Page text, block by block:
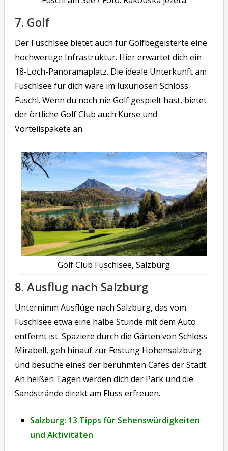
7. Golf
Der Fuschlsee bietet auch für Golfbegeisterte eine
hochwertige Infrastruktur. Hier erwartet dich ein
18-Loch-Panoramaplatz. Die ideale Unterkunft am
Fuschlsee für dich wäre im luxuriösen Schloss
Fuschl. Wenn du noch nie Golf gespielt hast, bietet
der örtliche Golf Club auch Kurse und
Vorteilspakete an.
Golf Club Fuschlsee, Salzburg
8. Ausflug nach Salzburg
Unternimm Ausflüge nach Salzburg, das vom
Fuschlsee etwa eine halbe Stunde mit dem Auto
entfernt ist. Spaziere durch die Gärten von Schloss
Mirabell, geh hinauf zur Festung Hohensalzburg
und besuche eines der berühmten Cafés der Stadt.
An heißen Tagen werden dich der Park und die
Sandstrände direkt am Fluss erfreuen.
Salzburg: 13 Tipps für Sehenswürdigkeiten
und Aktivitäten